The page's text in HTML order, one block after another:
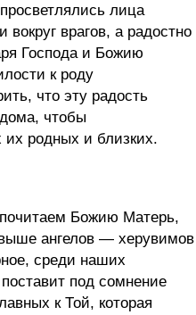
лица
врагов, а радостно
Господа и Божию
к роду
что эту радость
чтобы
их родных и близких.
Божию Матерь,
ангелов — херувимов
среди наших
под сомнение
к Той, которая